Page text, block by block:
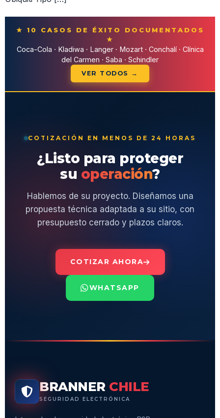
★ 10 CASOS DE ÉXITO DOCUMENTADOS
★
Coca-Cola · Kladiwa · Langer · Mozart · Conchalí · Clínica
del Carmen · Saba · Schindler
VER TODOS →
COTIZACIÓN EN MENOS DE 24 HORAS
¿Listo para proteger
su operación?
Hablemos de su proyecto. Diseñamos una
propuesta técnica adaptada a su sitio, con
presupuesto cerrado y plazos claros.
COTIZAR AHORA
WHATSAPP
BRANNER CHILE
SEGURIDAD ELECTRÓNICA